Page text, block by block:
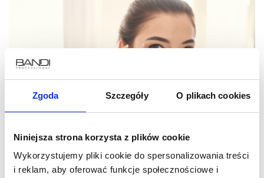
Zgoda Szczegóły O plikach cookies
Niniejsza strona korzysta z plików cookie
Wykorzystujemy pliki cookie do spersonalizowania treści
i reklam, aby oferować funkcje społecznościowe i
Krem pod oczy na lato - jaki będzie najlepszy? » Blog BANDI